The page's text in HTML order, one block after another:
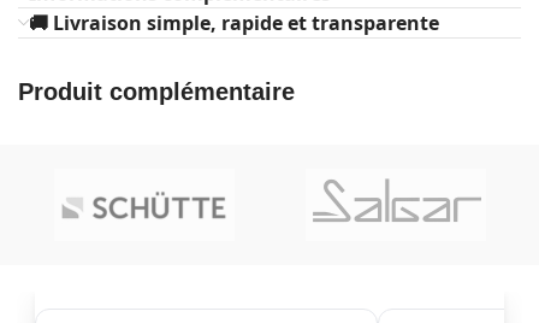
🚚 Livraison simple, rapide et transparente
Produit complémentaire